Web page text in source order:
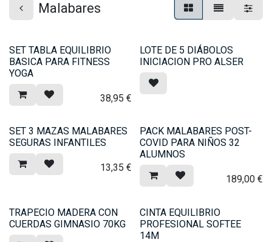
Malabares
SET TABLA EQUILIBRIO
BASICA PARA FITNESS
YOGA
38,95 €
LOTE DE 5 DIÁBOLOS
INICIACION PRO ALSER
SET 3 MAZAS MALABARES
SEGURAS INFANTILES
13,35 €
PACK MALABARES POST-
COVID PARA NIÑOS 32
ALUMNOS
189,00€
TRAPECIO MADERA CON
CUERDAS GIMNASIO 70KG
CINTA EQUILIBRIO
PROFESIONAL SOFTEE
14M